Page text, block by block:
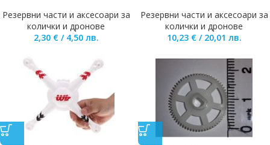
Резервни части и аксесоари за
колички и дронове
2,30 € / 4,50 лв.
Резервни части и аксесоари за
колички и дронове
10,23 € / 20,01 лв.